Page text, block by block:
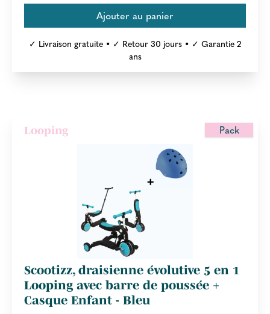
✓ Livraison gratuite • ✓ Retour 30 jours • ✓ Garantie 2
ans
Pack
Looping
Scootizz, draisienne évolutive 5 en 1
Looping avec barre de poussée +
Casque Enfant - Bleu